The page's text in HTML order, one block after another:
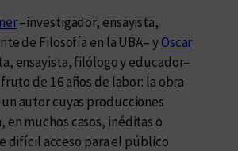
–investigador, ensayista,
de Filosofía en la UBA– yOscar
ensayista, filólogo y educador–
de 16 años de labor: la obra
autor cuyas producciones
en muchos casos, inéditas o
difícil acceso para el público